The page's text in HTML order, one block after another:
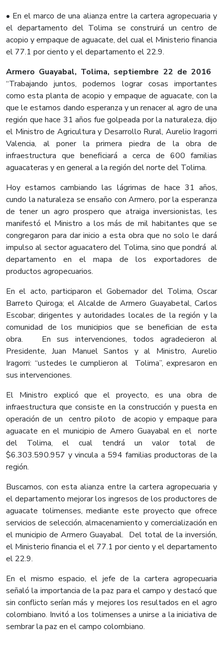
• En el marco de una alianza entre la cartera agropecuaria y
el departamento del Tolima se construirá un centro de
acopio y empaque de aguacate, del cual el Ministerio financia
el 77.1 por ciento y el departamento el 22.9.
Armero Guayabal, Tolima, septiembre 22 de 2016
“Trabajando juntos, podemos lograr cosas importantes
como esta planta de acopio y empaque de aguacate, con la
que le estamos dando esperanza y un renacer al agro de una
región que hace 31 años fue golpeada por la naturaleza, dijo
el Ministro de Agricultura y Desarrollo Rural, Aurelio Iragorri
Valencia, al poner la primera piedra de la obra de
infraestructura que beneficiará a cerca de 600 familias
aguacateras y en general a la región del norte del Tolima.
Hoy estamos cambiando las lágrimas de hace 31 años,
cundo la naturaleza se ensaño con Armero, por la esperanza
de tener un agro prospero que atraiga inversionistas, les
manifestó el Ministro a los más de mil habitantes que se
congregaron para dar inicio a esta obra que no solo le dará
impulso al sector aguacatero del Tolima, sino que pondrá al
departamento en el mapa de los exportadores de
productos agropecuarios.
En el acto, participaron el Gobernador del Tolima, Oscar
Barreto Quiroga; el Alcalde de Armero Guayabetal, Carlos
Escobar; dirigentes y autoridades locales de la región y la
comunidad de los municipios que se benefician de esta
obra. En sus intervenciones, todos agradecieron al
Presidente, Juan Manuel Santos y al Ministro, Aurelio
Iragorri: “ustedes le cumplieron al Tolima”, expresaron en
sus intervenciones.
El Ministro explicó que el proyecto, es una obra de
infraestructura que consiste en la construcción y puesta en
operación de un centro piloto de acopio y empaque para
aguacate en el municipio de Amero Guayabal en el norte
del Tolima, el cual tendrá un valor total de
$6.303.590.957 y vincula a 594 familias productoras de la
región.
Buscamos, con esta alianza entre la cartera agropecuaria y
el departamento mejorar los ingresos de los productores de
aguacate tolimenses, mediante este proyecto que ofrece
servicios de selección, almacenamiento y comercialización en
el municipio de Armero Guayabal. Del total de la inversión,
el Ministerio financia el el 77.1 por ciento y el departamento
el 22.9.
En el mismo espacio, el jefe de la cartera agropecuaria
señaló la importancia de la paz para el campo y destacó que
sin conflicto serían más y mejores los resultados en el agro
colombiano. Invitó a los tolimenses a unirse a la iniciativa de
sembrar la paz en el campo colombiano.